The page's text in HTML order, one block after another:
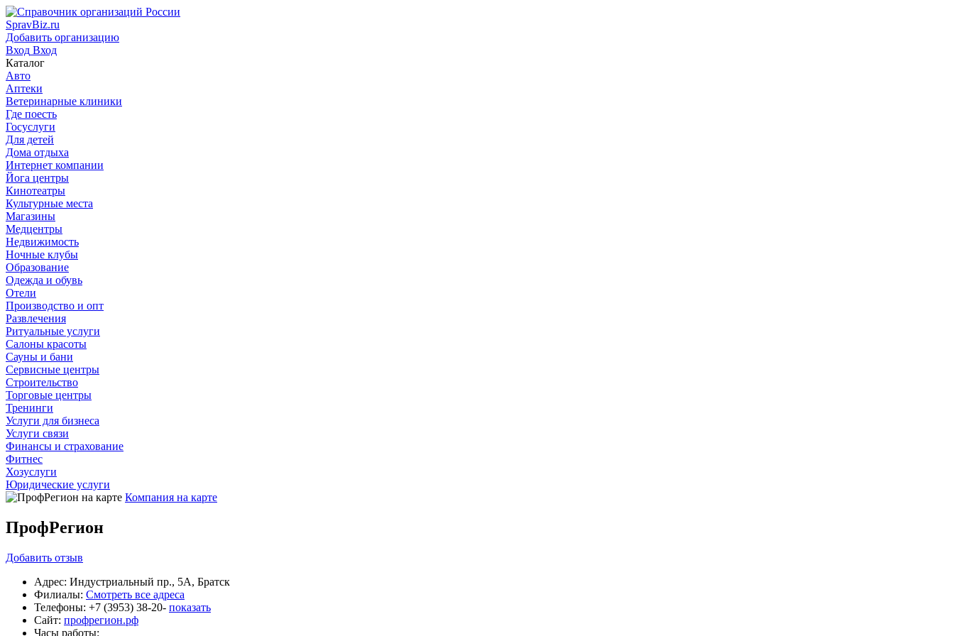
SpravBiz.ru
Добавить организацию
Вход Вход
Каталог
Авто
Аптеки
Ветеринарные клиники
Где поесть
Госуслуги
Для детей
Дома отдыха
Интернет компании
Йога центры
Кинотеатры
Культурные места
Магазины
Медцентры
Недвижимость
Ночные клубы
Образование
Одежда и обувь
Отели
Производство и опт
Развлечения
Ритуальные услуги
Салоны красоты
Сауны и бани
Сервисные центры
Строительство
Торговые центры
Тренинги
Услуги для бизнеса
Услуги связи
Финансы и страхование
Фитнес
Хозуслуги
Юридические услуги
Компания на карте
ПрофРегион
Добавить отзыв
Адрес: Индустриальный пр., 5А, Братск
Филиалы: Смотреть все адреса
Телефоны: +7 (3953) 38-20- показать
Сайт: профрегион.рф
Часы работы: